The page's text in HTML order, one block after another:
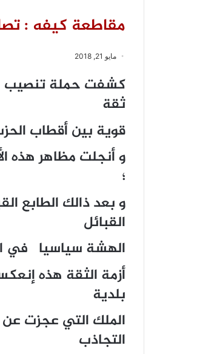
مقاطعة كيفه :
مايو 21, 2018
كشفت حملة تنصيب
ثقة
قوية بين أقطاب
و أنجلت مظاهر هذه
؛
و بعد ذالك الطابع
القبائل
الهشة سياسيا في
أزمة الثقة هذه
بلدية
الملك التي عجزت
التجاذب